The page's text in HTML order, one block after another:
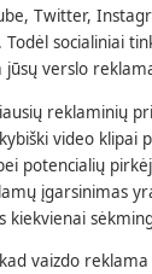
Twitter,
Todėl socialiniai
verslo
reklaminių
video klipai
potencialių
įgarsinimas
kiekvienai
vaizdo